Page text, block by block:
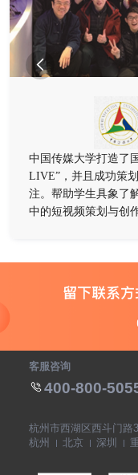
中国传媒大学打造了
LIVE”，并且成功策
注。帮助学生具象了
中的短视频策划与创

客服咨询
400-800-
杭州 北京 深圳
杭州市西湖区西斗门路